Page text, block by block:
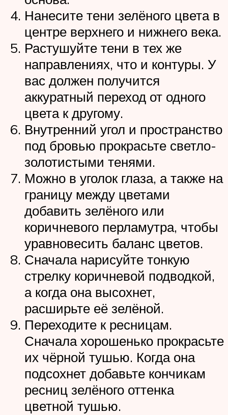
Нанесите тени зелёного цвета в
центре верхнего и нижнего века.
Растушуйте тени в тех же
направлениях, что и контуры. У
вас должен получится
аккуратный переход от одного
цвета к другому.
Внутренний угол и пространство
под бровью прокрасьте светло-
золотистыми тенями.
Можно в уголок глаза, а также на
границу между цветами
добавить зелёного или
коричневого перламутра, чтобы
уравновесить баланс цветов.
Сначала нарисуйте тонкую
стрелку коричневой подводкой,
а когда она высохнет,
расширьте её зелёной.
Переходите к ресницам.
Сначала хорошенько прокрасьте
их чёрной тушью. Когда она
подсохнет добавьте кончикам
ресниц зелёного оттенка
цветной тушью.